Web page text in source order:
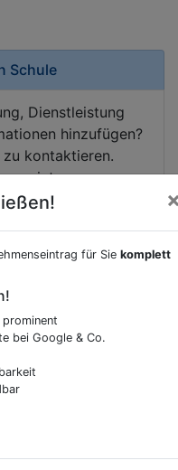
Schule
Dienstleistung
hinzufügen?
zu kontaktieren.
um
Services, die
12in Wien
von
für Sie komplett
prominent
bei Google & Co.